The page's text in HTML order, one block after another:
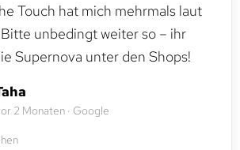
Touch hat mich mehrmals laut
unbedingt weiter so – ihr
Supernova unter den Shops!
2 Monaten · Google